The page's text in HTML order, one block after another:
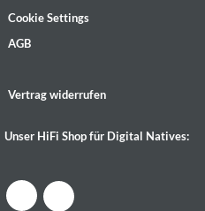
Cookie Settings
AGB
Vertrag widerrufen
Unser HiFi Shop für Digital Natives: